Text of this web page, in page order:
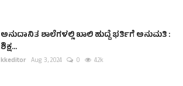
ಅನುದಾನಿತ ಶಾಲೆಗಳಲ್ಲಿ ಖಾಲಿ ಹುದ್ದೆ ಭರ್ತಿಗೆ ಅನುಮತಿ :
ಶಿಕ್ಷ...
kkeditor Aug 3, 2024 0 4.2k